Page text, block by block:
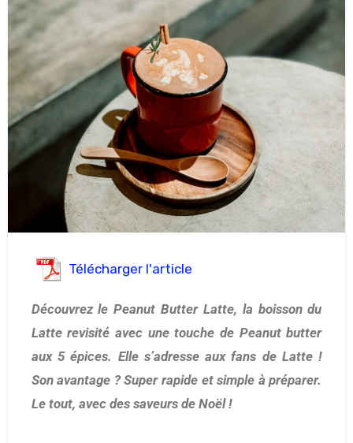
Télécharger l'article
Découvrez le Peanut Butter Latte, la boisson du
Latte revisité avec une touche de Peanut butter
aux 5 épices. Elle s’adresse aux fans de Latte !
Son avantage ? Super rapide et simple à préparer.
Le tout, avec des saveurs de Noël !